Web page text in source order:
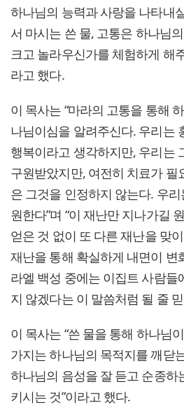
하나님의 능력과 사랑을 나타내
서 마시는 쓴 물, 고통은 하나님
크고 놀라우신가를 체험하게 해
라고 했다.
이 목사는 “마라의 고통을 통해
나님이심을 알려주신다. 우리는
행복이라고 생각하지만, 우리는
구원받았지만, 여전히 치료가 필
은 그것을 인정하지 않는다. 우
원한다”며 “이 재난만 지나가길
얻은 것 없이 또 다른 재난을 맞
재난을 통해 확실하게 내면이 변
라엘 백성 중에는 이집트 사람들
지 않겠다는 이 말씀처럼 될 줄
이 목사는 “쓴 물을 통해 하나님
가지는 하나님의 목적지를 깨닫
하나님의 음성을 잘 듣고 순종하
키시는 것”이라고 했다.